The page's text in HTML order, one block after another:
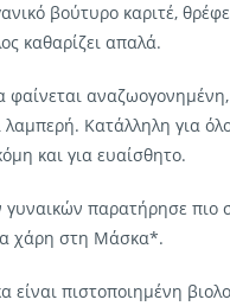
βούτυρο καριτέ,
καθαρίζει απαλά.
φαίνεται
λαμπερή. Κατάλληλη για
και για ευαίσθητο.
παρατήρησε πιο
χάρη στη Μάσκα*.
είναι πιστοποιημένη